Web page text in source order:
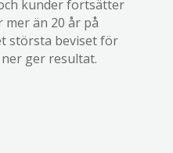
kunder fortsätter
än 20 år på
största beviset för
ger resultat.